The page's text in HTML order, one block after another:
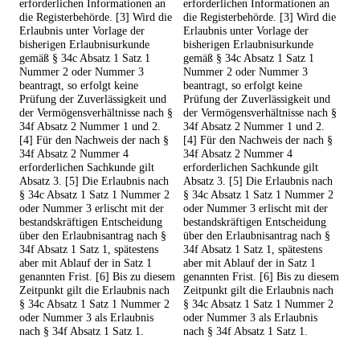
erforderlichen Informationen an
die Registerbehörde. [3] Wird die
Erlaubnis unter Vorlage der
bisherigen Erlaubnisurkunde
gemäß § 34c Absatz 1 Satz 1
Nummer 2 oder Nummer 3
beantragt, so erfolgt keine
Prüfung der Zuverlässigkeit und
der Vermögensverhältnisse nach §
34f Absatz 2 Nummer 1 und 2.
[4] Für den Nachweis der nach §
34f Absatz 2 Nummer 4
erforderlichen Sachkunde gilt
Absatz 3. [5] Die Erlaubnis nach
§ 34c Absatz 1 Satz 1 Nummer 2
oder Nummer 3 erlischt mit der
bestandskräftigen Entscheidung
über den Erlaubnisantrag nach §
34f Absatz 1 Satz 1, spätestens
aber mit Ablauf der in Satz 1
genannten Frist. [6] Bis zu diesem
Zeitpunkt gilt die Erlaubnis nach
§ 34c Absatz 1 Satz 1 Nummer 2
oder Nummer 3 als Erlaubnis
nach § 34f Absatz 1 Satz 1.
erforderlichen Informationen an
die Registerbehörde. [3] Wird die
Erlaubnis unter Vorlage der
bisherigen Erlaubnisurkunde
gemäß § 34c Absatz 1 Satz 1
Nummer 2 oder Nummer 3
beantragt, so erfolgt keine
Prüfung der Zuverlässigkeit und
der Vermögensverhältnisse nach §
34f Absatz 2 Nummer 1 und 2.
[4] Für den Nachweis der nach §
34f Absatz 2 Nummer 4
erforderlichen Sachkunde gilt
Absatz 3. [5] Die Erlaubnis nach
§ 34c Absatz 1 Satz 1 Nummer 2
oder Nummer 3 erlischt mit der
bestandskräftigen Entscheidung
über den Erlaubnisantrag nach §
34f Absatz 1 Satz 1, spätestens
aber mit Ablauf der in Satz 1
genannten Frist. [6] Bis zu diesem
Zeitpunkt gilt die Erlaubnis nach
§ 34c Absatz 1 Satz 1 Nummer 2
oder Nummer 3 als Erlaubnis
nach § 34f Absatz 1 Satz 1.